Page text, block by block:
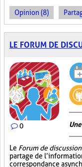
Opinion (8)
LE FORUM DE
0
Le Forum de discussion
partage de
correspondance